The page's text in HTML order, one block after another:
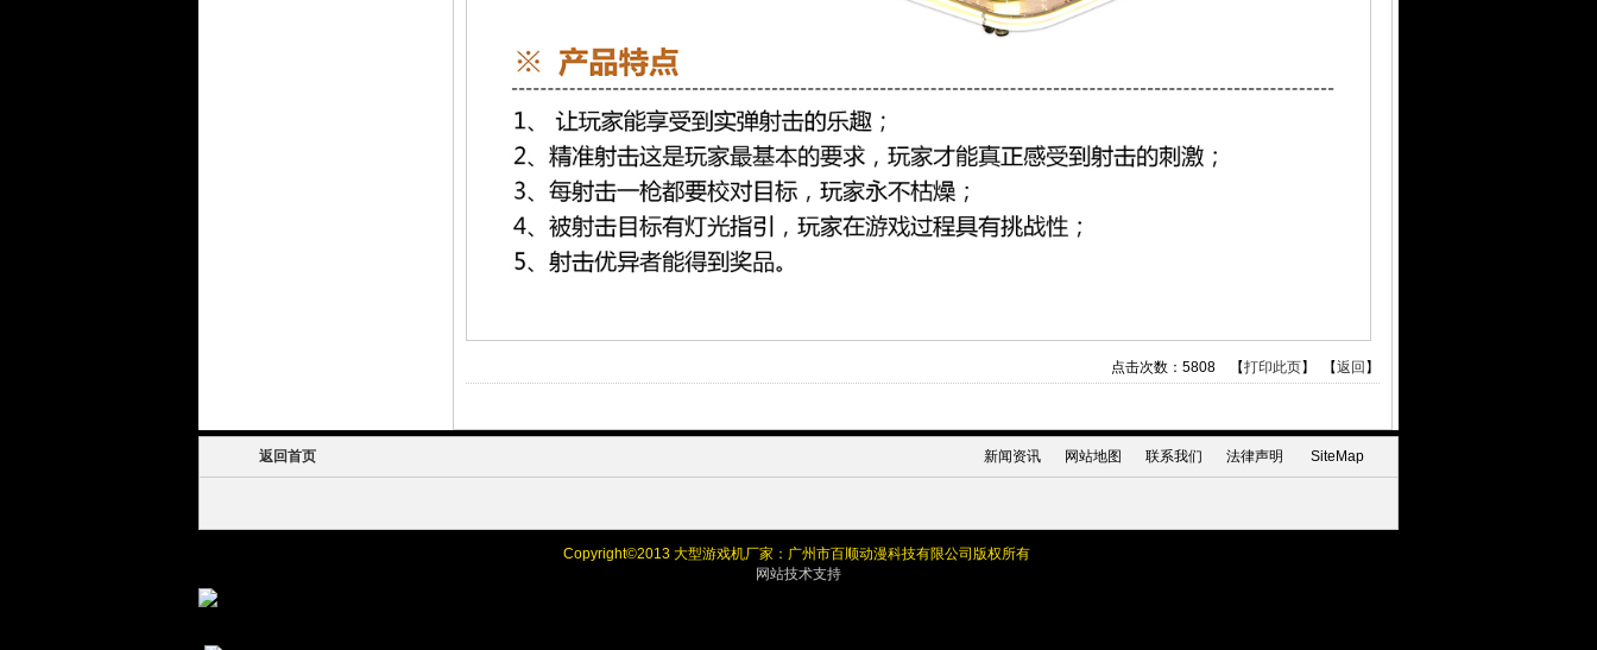
点击次数： 5808 【打印此页】 【返回】
返回首页 新闻资讯 网站地图 联系我们 法律声明 SiteMap
Copyright©2013 大型游戏机厂家：广州市百顺动漫科技有限公司版权所有
网站技术支持